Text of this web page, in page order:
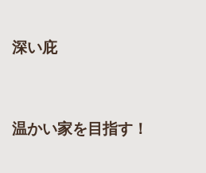
深い庇
温かい家を目指す！